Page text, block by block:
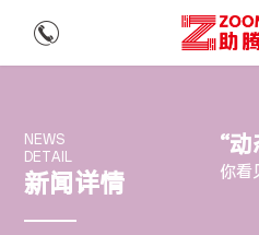
NEWS
DETAIL
新闻详情
“动
你看